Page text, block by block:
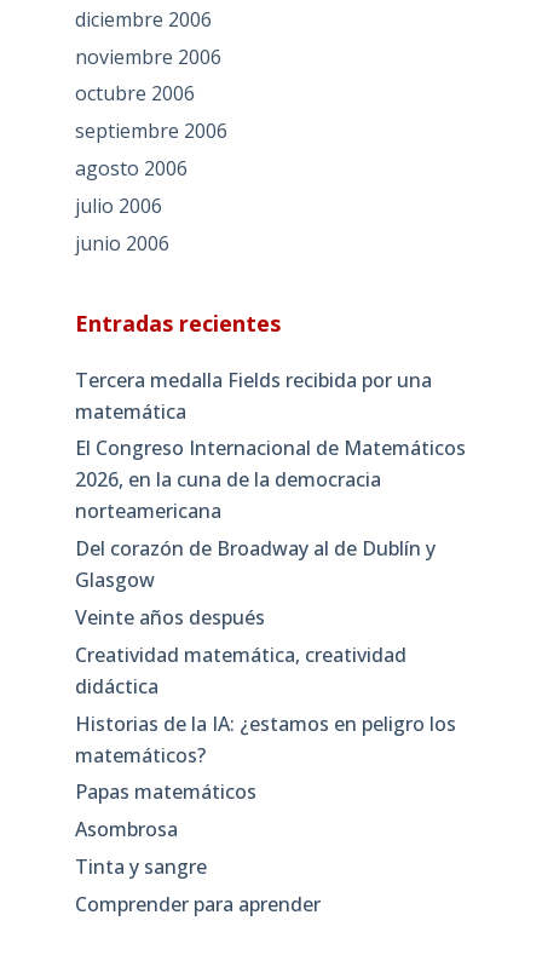
diciembre 2006
noviembre 2006
octubre 2006
septiembre 2006
agosto 2006
julio 2006
junio 2006
Entradas recientes
Tercera medalla Fields recibida por una
matemática
El Congreso Internacional de Matemáticos
2026, en la cuna de la democracia
norteamericana
Del corazón de Broadway al de Dublín y
Glasgow
Veinte años después
Creatividad matemática, creatividad
didáctica
Historias de la IA: ¿estamos en peligro los
matemáticos?
Papas matemáticos
Asombrosa
Tinta y sangre
Comprender para aprender